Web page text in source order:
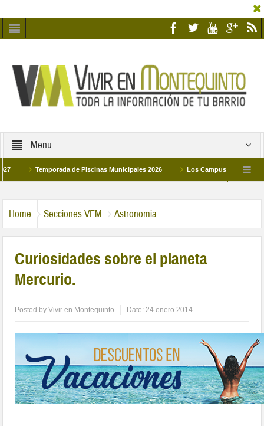
Menu
Temporada de Piscinas Municipales 2026 Los Campus de Tecnificación
Home Secciones VEM Astronomia
Curiosidades sobre el planeta
Mercurio.
Posted byVivir en Montequinto Date:24 enero 2014